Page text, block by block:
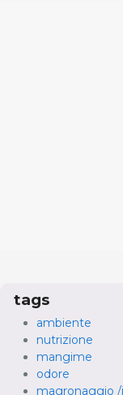
tags
ambiente
nutrizione
mangime
odore
magronaggio /